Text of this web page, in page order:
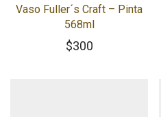
Vaso Fuller´s Craft – Pinta
568ml
$300